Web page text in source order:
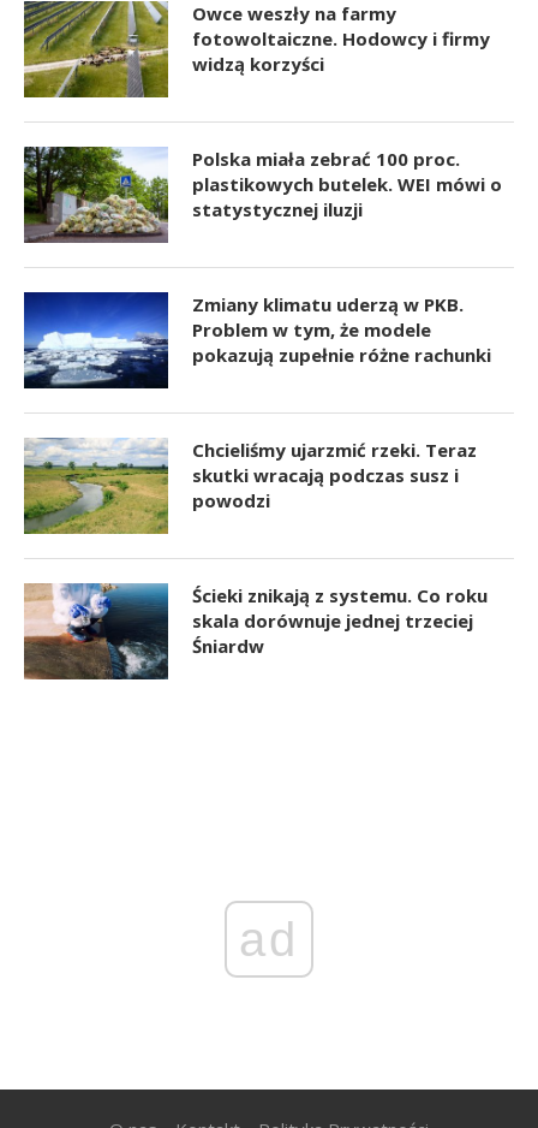
Owce weszły na farmy
fotowoltaiczne. Hodowcy i firmy
widzą korzyści
Polska miała zebrać 100 proc.
plastikowych butelek. WEI mówi o
statystycznej iluzji
Zmiany klimatu uderzą w PKB.
Problem w tym, że modele
pokazują zupełnie różne rachunki
Chcieliśmy ujarzmić rzeki. Teraz
skutki wracają podczas susz i
powodzi
Ścieki znikają z systemu. Co roku
skala dorównuje jednej trzeciej
Śniardw
ad